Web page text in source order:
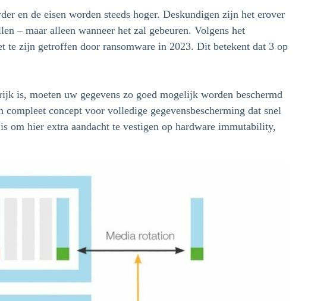
en de eisen worden steeds hoger. Deskundigen zijn het erover
– maar alleen wanneer het zal gebeuren. Volgens het
te zijn getroffen door ransomware in 2023. Dit betekent dat 3 op
is, moeten uw gegevens zo goed mogelijk worden beschermd
concept voor volledige gegevensbescherming dat snel
om hier extra aandacht te vestigen op hardware immutability,